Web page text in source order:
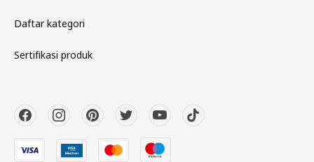
Daftar kategori
Sertifikasi produk